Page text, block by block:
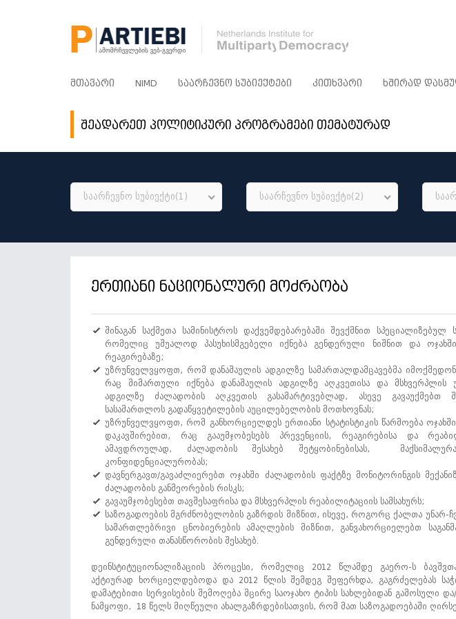
ᲛᲗᲐᲕᲐᲠᲘ NIMD ᲡᲐᲐᲠᲩᲔᲕᲜᲝ ᲡᲣᲑᲘᲔᲥᲢᲔᲑᲘ ᲙᲘᲗᲮᲕᲐᲠᲘ ᲮᲨᲘᲠᲐᲓ
შეადარეთ პოლიტიკური პროგრამები თემატურად
საარჩევნო სუბიექტი(1) საარჩევნო სუბიექტი(2)
ერთიანი ნაციონალური მოძრაობა
შინაგან საქმეთა სამინისტროს დაქვემდებარებაში შევქმნით
რომელიც უშუალოდ პასუხისმგებელი იქნება გენდერული ნიშნით და
რეაგირებაზე;
უზრუნველვყოფთ, რომ დანაშაულის ადგილზე სამართალდამცავებმა
რაც მიმართული იქნება დანაშაულის ადგილზე აღკვეთისა და მსხვერპლის
ადგილზე ძალადობის აღკვეთის გასამარტივებლად, ასევე გავაუქმებთ
სასამართლოს გადაწყვეტილების აუცილებელობის მოთხოვნას;
უზრუნველვყოფთ, რომ განხორციელდეს ერთიანი სტატისტიკის წარმოება
დაკავშირებით, რაც გააუმჯობესებს პრევენციის, რეაგირებისა და
ამავდროულად, ძალადობის შესახებ შეტყობინებისას,
კონფიდენციალურობას;
დავნერგავთ/გავაძლიერებთ ოჯახში ძალადობის ფაქტზე მონიტორინგის
ძალადობის განმეორების რისკს;
გავაუმჯობესებთ თავშესაფრისა და მსხვერპლის რეაბილიტაციის სამსახურს;
საზოგადოების მგრძნობელობის გაზრდის მიზნით, ისევე, როგორც ქალთა უნარ-
სამართლებრივი ცნობიერების ამაღლების მიზნით, განვახორციელებთ
გენდერული თანასწორობის შესახებ.
დეინსტიტუციონალიზაციის პროცესი, რომელიც 2012 წლამდე გაერო-ს
აქტიურად ხორციელდებოდა და 2012 წლის შემდეგ შეფერხდა, გაგრძელებას
დამატებითი სერვისების შემოღება მცირე საოჯახო ტიპის სახლებიდან გამოსული
ნამყოფი, 18 წელს მიღწეული ახალგაზრდებისათვის, რომ მათ საზოგადოებაში